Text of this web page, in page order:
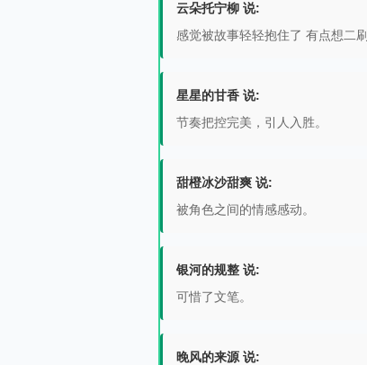
云朵托宁柳 说:
感觉被故事轻轻抱住了 有点想二刷
星星的甘香 说:
节奏把控完美，引人入胜。
甜橙冰沙甜爽 说:
被角色之间的情感感动。
银河的规整 说:
可惜了文笔。
晚风的来源 说: